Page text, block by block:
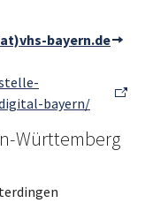
bayern.de
bayern/
Württemberg